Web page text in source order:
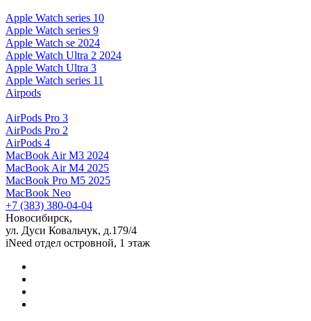
Apple Watch series 10
Apple Watch series 9
Apple Watch se 2024
Apple Watch Ultra 2 2024
Apple Watch Ultra 3
Apple Watch series 11
Airpods
AirPods Pro 3
AirPods Pro 2
AirPods 4
MacBook Air M3 2024
MacBook Air M4 2025
MacBook Pro M5 2025
MacBook Neo
+7 (383) 380-04-04
Новосибирск,
ул. Дуси Ковальчук, д.179/4
iNeed отдел островной, 1 этаж